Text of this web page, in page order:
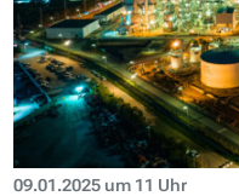
09.01.2025 um 11 Uhr